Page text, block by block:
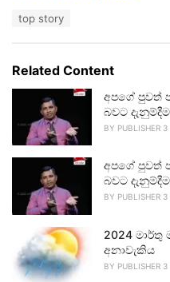
o
r
i
:
top story
Related Content
අපගේ පුවත්
බවට
BY PUBLISHER 3
අපගේ පුවත්
බවට
BY PUBLISHER 3
2024 මාර්තු
අනාවැකිය
BY PUBLISHER 3